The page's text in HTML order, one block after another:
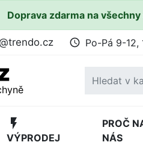
Doprava zdarma na
access_time Po-Pá 9-12,
flash_on
VÝPRODEJ
PROČ
NÁS